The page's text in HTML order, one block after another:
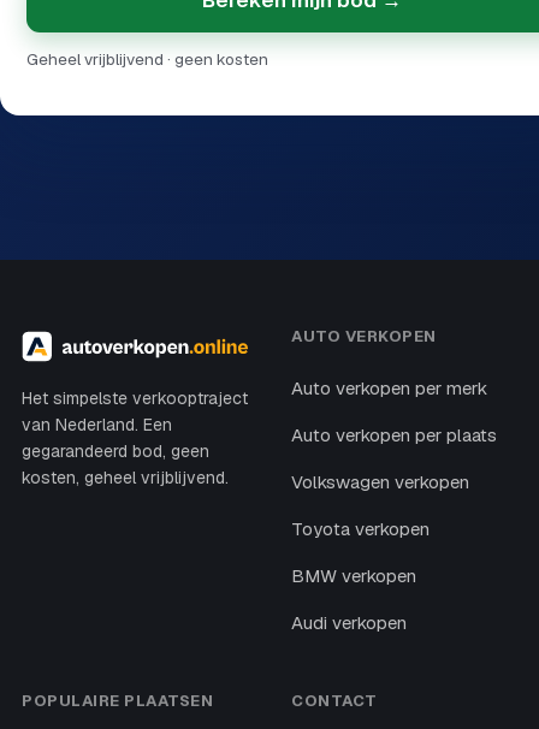
Geheel vrijblijvend · geen kosten
Het simpelste verkooptraject
van Nederland. Een
gegarandeerd bod, geen
kosten, geheel vrijblijvend.
AUTO VERKOPEN
Auto verkopen per merk
Auto verkopen per plaats
Volkswagen verkopen
Toyota verkopen
BMW verkopen
Audi verkopen
POPULAIRE PLAATSEN CONTACT